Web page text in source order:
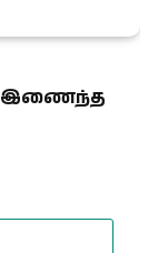
இணைந்த